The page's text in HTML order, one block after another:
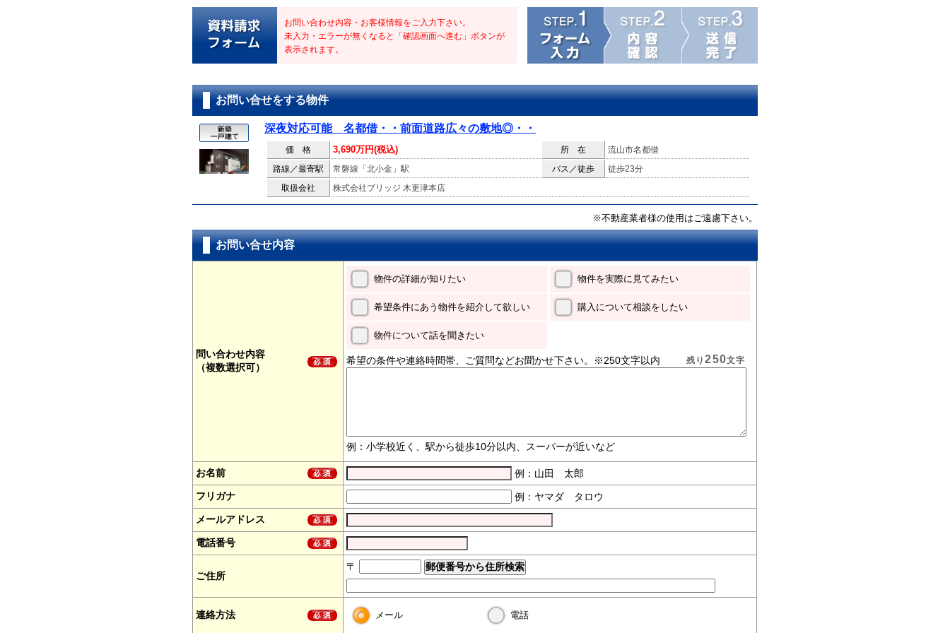
お問い合わせ内容・お客様情報をご入力下さい。
未入力・エラーが無くなると「確認画面へ進む」ボタンが
表示されます。
お問い合せをする物件
深夜対応可能 名都借・・前面道路広々の敷地◎・・
価 格 3,690万円(税込) 所 在
流山市名都借
路線／最寄駅
常磐線「北小金」駅 バス／徒歩
徒歩23分
取扱会社
株式会社ブリッジ 木更津本店
※不動産業者様の使用はご遠慮下さい。
お問い合せ内容
問い合わせ内容
（複数選択可）
物件の詳細が知りたい 物件を実際に見てみたい
希望条件にあう物件を紹介して欲しい 購入について相談をしたい
物件について話を聞きたい
希望の条件や連絡時間帯、ご質問などお聞かせ下さい。※250文字以内
例：小学校近く、駅から徒歩10分以内、スーパーが近いなど
残り250文字
お名前
例：山田 太郎
フリガナ
例：ヤマダ タロウ
メールアドレス
電話番号
ご住所
〒
連絡方法 メール 電話